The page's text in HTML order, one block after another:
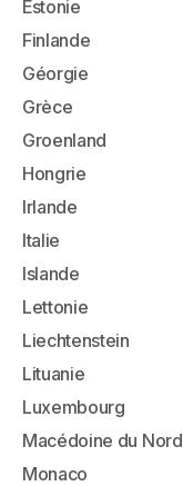
Estonie
Finlande
Géorgie
Grèce
Groenland
Hongrie
Irlande
Italie
Islande
Lettonie
Liechtenstein
Lituanie
Luxembourg
Macédoine du Nord
Monaco